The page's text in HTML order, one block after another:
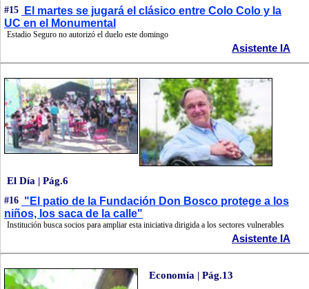
#15
El martes se jugará el clásico entre Colo Colo y la
UC en el Monumental
Estadio Seguro no autorizó el duelo este domingo
Asistente IA
El Día | Pág.6
#16 "El patio de la Fundación Don Bosco protege a los
niños, los saca de la calle"
Institución busca socios para ampliar esta iniciativa dirigida a los sectores vulnerables
Asistente IA
Economía | Pág.13